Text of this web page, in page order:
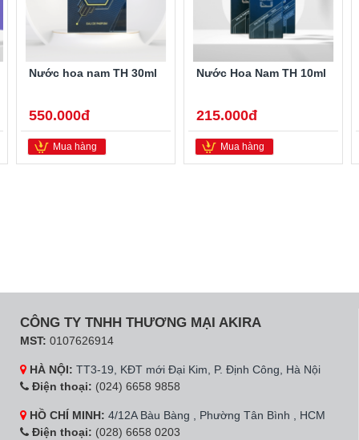
Nước hoa nam TH 30ml
550.000đ
Mua hàng
Nước Hoa Nam TH 10ml
215.000đ
Mua hàng
CÔNG TY TNHH THƯƠNG MẠI AKIRA
MST: 0107626914
HÀ NỘI: TT3-19, KĐT mới Đại Kim, P. Định Công, Hà Nội
Điện thoại: (024) 6658 9858
HỒ CHÍ MINH: 4/12A Bàu Bàng , Phường Tân Bình , HCM
Điện thoại: (028) 6658 0203